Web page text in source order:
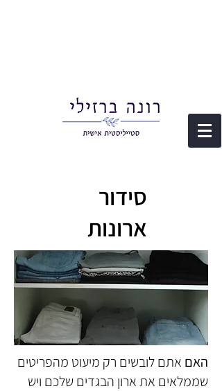
סידור
ארונות
האם אתם לובשים רק מיעוט מהפריטים
שממלאים את ארון הבגדים שלכם ויש